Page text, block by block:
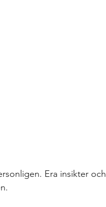
Era insikter och